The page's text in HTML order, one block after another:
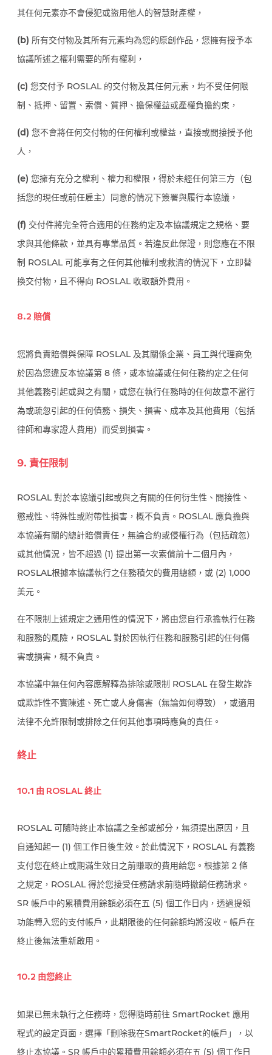
其任何元素亦不會侵犯或盜用他人的智慧財產權，
(b) 所有交付物及其所有元素均為您的原創作品，您擁有授予本
協議所述之權利需要的所有權利，
(c) 您交付予 ROSLAL 的交付物及其任何元素，均不受任何限
制、抵押、留置、索償、質押、擔保權益或產權負擔約束，
(d) 您不會將任何交付物的任何權利或權益，直接或間接授予他
人，
(e) 您擁有充分之權利、權力和權限，得於未經任何第三方（包
括您的現任或前任雇主）同意的情况下簽署與履行本協議，
(f) 交付件將完全符合適用的任務約定及本協議規定之規格、要
求與其他條款，並具有專業品質。若違反此保證，則您應在不限
制 ROSLAL 可能享有之任何其他權利或救濟的情況下，立即替
換交付物，且不得向 ROSLAL 收取額外費用。
8.2 賠償
您將負責賠償與保障 ROSLAL 及其關係企業、員工與代理商免
於因為您違反本協議第 8 條，或本協議或任何任務約定之任何
其他義務引起或與之有關，或您在執行任務時的任何故意不當行
為或疏忽引起的任何債務、損失、損害、成本及其他費用（包括
律師和專家證人費用）而受到損害。
9. 責任限制
ROSLAL 對於本協議引起或與之有關的任何衍生性、間接性、
懲戒性、特殊性或附帶性損害，概不負責。ROSLAL 應負擔與
本協議有關的總計賠償責任，無論合約或侵權行為（包括疏忽）
或其他情況，皆不超過 (1) 提出第一次索償前十二個月內，
ROSLAL根據本協議執行之任務積欠的費用總額，或 (2) 1,000
美元。
在不限制上述規定之通用性的情況下，將由您自行承擔執行任務
和服務的風險，ROSLAL 對於因執行任務和服務引起的任何傷
害或損害，概不負責。
本協議中無任何內容應解釋為排除或限制 ROSLAL 在發生欺詐
或欺詐性不實陳述、死亡或人身傷害（無論如何導致），或適用
法律不允許限制或排除之任何其他事項時應負的責任。
終止
10.1 由 ROSLAL 終止
ROSLAL 可隨時終止本協議之全部或部分，無須提出原因，且
自通知起一 (1) 個工作日後生效。於此情況下，ROSLAL 有義務
支付您在終止或期滿生效日之前賺取的費用給您。根據第 2 條
之規定，ROSLAL 得於您接受任務請求前隨時撤銷任務請求。
SR 帳戶中的累積費用餘額必須在五 (5) 個工作日内，透過提領
功能轉入您的支付帳戶，此期限後的任何餘額均將沒收。帳戶在
終止後無法重新啟用。
10.2 由您終止
如果已無未執行之任務時，您得隨時前往 SmartRocket 應用
程式的設定頁面，選擇「刪除我在SmartRocket的帳戶」，以
終止本協議。SR 帳戶中的累積費用餘額必須在五 (5) 個工作日